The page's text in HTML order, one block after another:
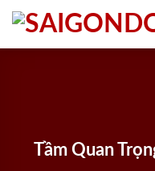
Skip
content
Tầm Quan